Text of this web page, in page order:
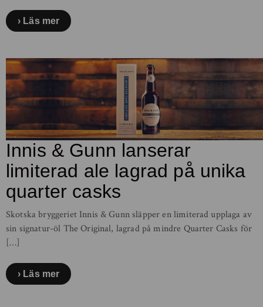
Läs mer
Innis & Gunn lanserar
limiterad ale lagrad på unika
quarter casks
Skotska bryggeriet Innis & Gunn släpper en limiterad upplaga av
sin signatur-öl The Original, lagrad på mindre Quarter Casks för
[…]
Läs mer